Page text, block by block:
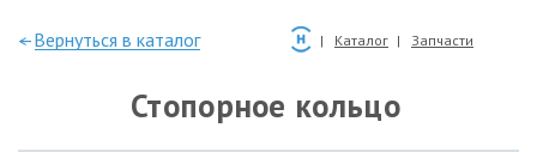
—Вернуться в каталог Каталог Запчасти
Стопорное кольцо